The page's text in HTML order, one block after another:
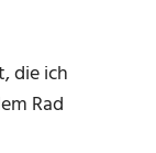
die ich
Rad